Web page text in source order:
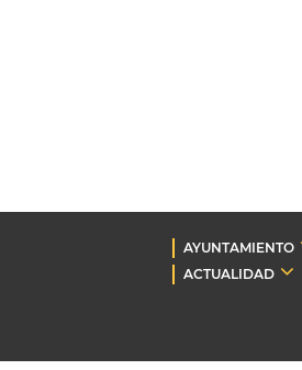
AYUNTAMIENTO
ACTUALIDAD